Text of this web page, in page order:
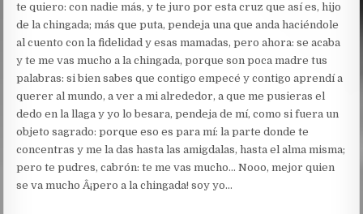
te quiero: con nadie más, y te juro por esta cruz que así es, hijo
de la chingada; más que puta, pendeja una que anda haciéndole
al cuento con la fidelidad y esas mamadas, pero ahora: se acaba
y te me vas mucho a la chingada, porque son poca madre tus
palabras: si bien sabes que contigo empecé y contigo aprendí a
querer al mundo, a ver a mi alrededor, a que me pusieras el
dedo en la llaga y yo lo besara, pendeja de mí, como si fuera un
objeto sagrado: porque eso es para mí: la parte donde te
concentras y me la das hasta las amigdalas, hasta el alma misma;
pero te pudres, cabrón: te me vas mucho… Nooo, mejor quien
se va mucho Â¡pero a la chingada! soy yo…